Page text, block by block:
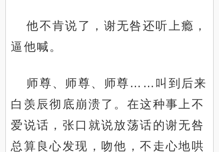
他不肯说了，谢无咎还听上瘾，
逼他喊。
师尊、师尊、师尊……叫到后来
白羡辰彻底崩溃了。在这种事上不
爱说话，张口就说放荡话的谢无咎
总算良心发现，吻他，不走心地哄